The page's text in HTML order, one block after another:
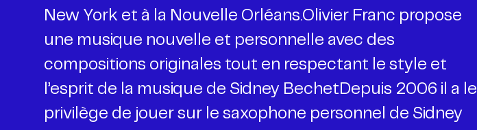
New York et à la Nouvelle Orléans.Olivier Franc propose
une musique nouvelle et personnelle avec des
compositions originales tout en respectant le style et
l’esprit de la musique de Sidney BechetDepuis 2006 il a le
privilège de jouer sur le saxophone personnel de Sidney